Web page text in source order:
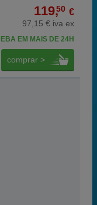
119,50 €
97,15 € iva ex
EM MAIS DE 24H
comprar >